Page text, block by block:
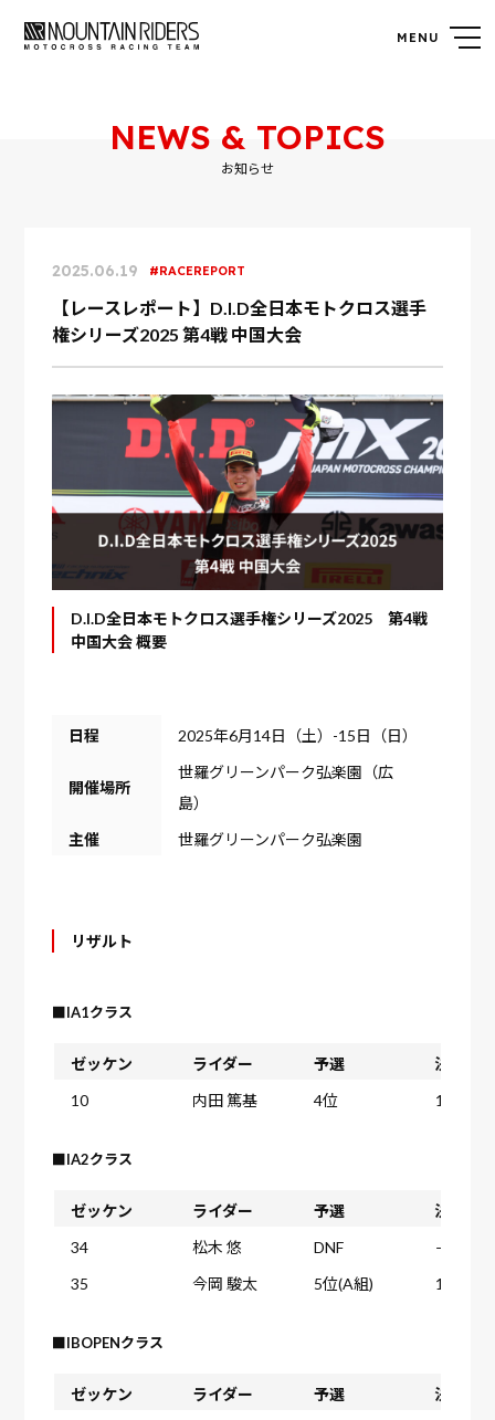
NEWS & TOPICS
お知らせ
2025.06.19 RACEREPORT
【レースレポート】D.I.D全日本モトクロス選手
権シリーズ2025 第4戦 中国大会
D.I.D全日本モトクロス選手権シリーズ2025 第4戦
中国大会 概要
日程 2025年6月14日（土）-15日（日）
開催場所
世羅グリーンパーク弘楽園（広
島）
主催
世羅グリーンパーク弘楽園
リザルト
■IA1クラス
ゼッケン ライダー 予選
決勝ヒ
10
内田 篤基 4位 12位
■IA2クラス
ゼッケン ライダー 予選
決勝ヒ
34
松木 悠 DNF
—
35
今岡 駿太 5位(A組) 14位
■IBOPENクラス
ゼッケン ライダー 予選
決勝ヒ